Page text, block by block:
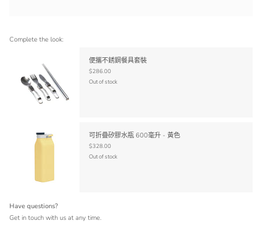
Complete the look:
便攜不銹鋼餐具套裝
$286.00
Out of stock
可折疊矽膠水瓶 600毫升 - 黃色
$328.00
Out of stock
Have questions?
Get in touch with us at any time.